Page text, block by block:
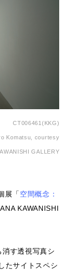
CT006461(KKG)
Komatsu, courtesy
GALLERY
展「空間概念：
KAWANISHI
す透視写真シ
たサイトスペシ